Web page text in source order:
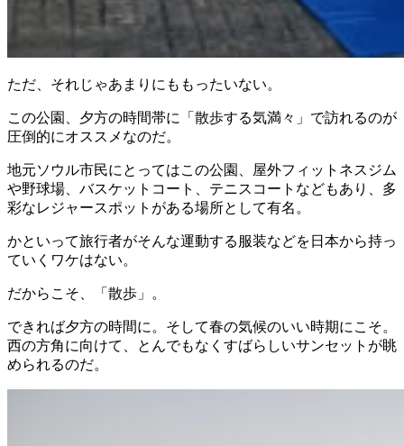
ただ、それじゃあまりにももったいない。
この公園、夕方の時間帯に「散歩する気満々」で訪れるのが
圧倒的にオススメなのだ。
地元ソウル市民にとってはこの公園、屋外フィットネスジム
や野球場、バスケットコート、テニスコートなどもあり、多
彩なレジャースポットがある場所として有名。
かといって旅行者がそんな運動する服装などを日本から持っ
ていくワケはない。
だからこそ、「散歩」。
できれば夕方の時間に。そして春の気候のいい時期にこそ。
西の方角に向けて、とんでもなくすばらしいサンセットが眺
められるのだ。